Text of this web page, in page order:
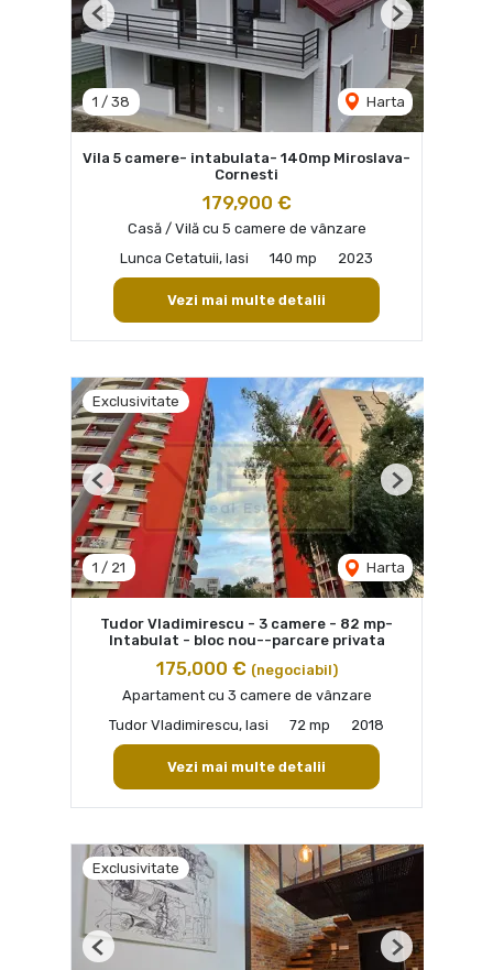
1 / 38 Harta
Previous Next
Vila 5 camere- intabulata- 140mp Miroslava-
Cornesti
179,900 €
Casă / Vilă cu 5 camere de vânzare
Lunca Cetatuii, Iasi
140 mp 2023
Vezi mai multe detalii
Exclusivitate
1 / 21 Harta
Previous Next
Tudor Vladimirescu - 3 camere - 82 mp-
Intabulat - bloc nou--parcare privata
175,000 € (negociabil)
Apartament cu 3 camere de vânzare
Tudor Vladimirescu, Iasi
72 mp 2018
Vezi mai multe detalii
Exclusivitate
Previous Next